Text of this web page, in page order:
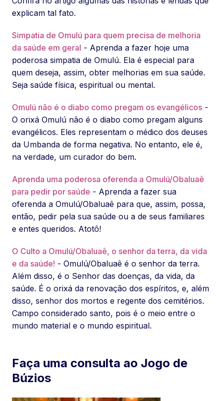
explicam tal fato.
Simpatia de Omulú para quem precisa de melhoria
da saúde em geral - Aprenda a fazer hoje uma
poderosa simpatia de Omulú. Ela é especial para
quem deseja, assim, obter melhorias em sua saúde.
Seja saúde física, espiritual ou mental.
Omulú não é o diabo como pregam os evangélicos -
O orixá Omulú não é o diabo como pregam alguns
evangélicos. Eles representam o médico dos deuses
da Umbanda de forma negativa. No entanto, ele é,
na verdade, um curador do bem.
Aprenda uma poderosa oferenda a Omulú/Obaluaê
para pedir por saúde - Aprenda a fazer sua
oferenda a Omulú/Obaluaê para que, assim, possa,
então, pedir pela sua saúde ou a de seus familiares
e entes queridos. Atotô!
O Culto a Omulú/Obaluaê, o senhor da terra, da vida
e da saúde! - Omulú/Obaluaê é o senhor da terra.
Além disso, é o Senhor das doenças, da vida, da
saúde. É o orixá da renovação dos espíritos, e, além
disso, senhor dos mortos e regente dos cemitérios.
Campo considerado santo, pois é o meio entre o
mundo material e o mundo espiritual.
Faça uma consulta ao Jogo de
Búzios